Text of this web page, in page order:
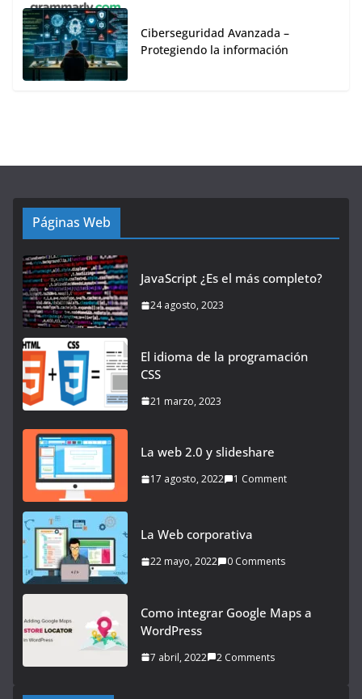
Ciberseguridad Avanzada –
Protegiendo la información
Páginas Web
JavaScript ¿Es el más completo?
24 agosto, 2023
El idioma de la programación
CSS
21 marzo, 2023
La web 2.0 y slideshare
17 agosto, 2022 1 Comment
La Web corporativa
22 mayo, 2022 0 Comments
Como integrar Google Maps a
WordPress
7 abril, 2022 2 Comments